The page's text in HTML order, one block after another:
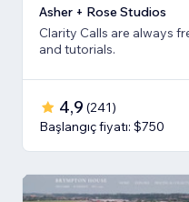
Asher + Rose Studios
Clarity Calls are always
and tutorials.
4,9 (241)
Başlangıç fiyatı: $750